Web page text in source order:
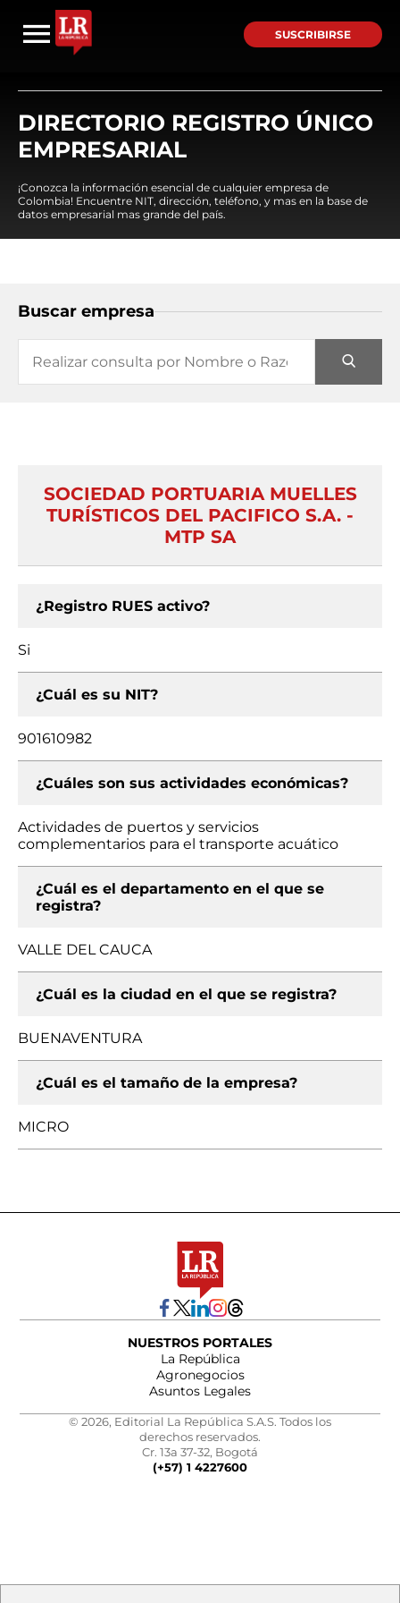
SUSCRIBIRSE
DIRECTORIO REGISTRO ÚNICO
EMPRESARIAL
¡Conozca la información esencial de cualquier empresa de
Colombia! Encuentre NIT, dirección, teléfono, y mas en la base de
datos empresarial mas grande del país.
Buscar empresa
SOCIEDAD PORTUARIA MUELLES
TURÍSTICOS DEL PACIFICO S.A. -
MTP SA
¿Registro RUES activo?
Si
¿Cuál es su NIT?
901610982
¿Cuáles son sus actividades económicas?
Actividades de puertos y servicios
complementarios para el transporte acuático
¿Cuál es el departamento en el que se
registra?
VALLE DEL CAUCA
¿Cuál es la ciudad en el que se registra?
BUENAVENTURA
¿Cuál es el tamaño de la empresa?
MICRO
NUESTROS PORTALES
La República
Agronegocios
Asuntos Legales
© 2026, Editorial La República S.A.S. Todos los
derechos reservados.
Cr. 13a 37-32, Bogotá
(+57) 1 4227600